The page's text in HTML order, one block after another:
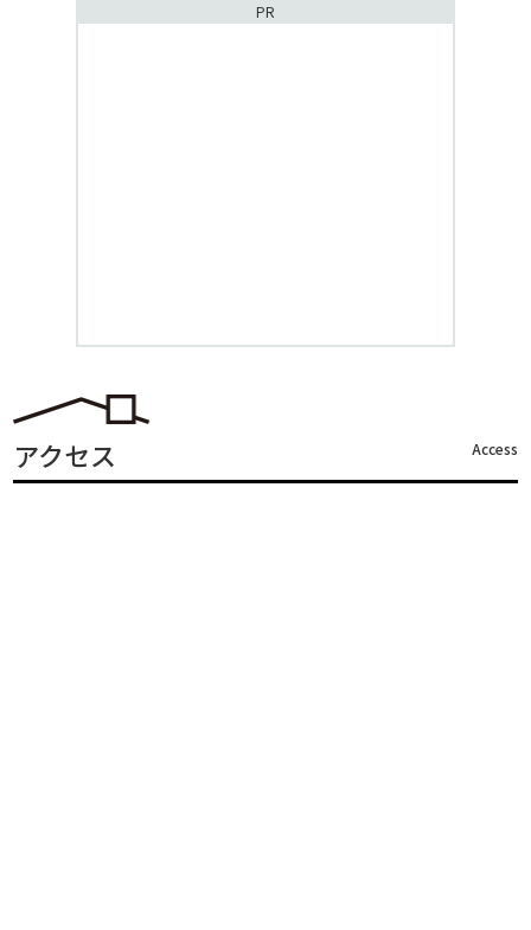
PR
アクセス Access